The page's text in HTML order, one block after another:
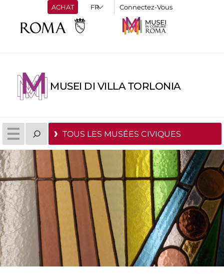
ACHAT Connectez-Vous
MUSEI DI VILLA TORLONIA
TOUS LES MUSÉES CIVIQUES